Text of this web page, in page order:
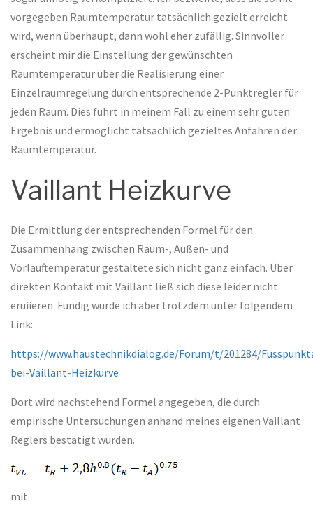
vorgegeben Raumtemperatur tatsächlich gezielt erreicht
wird, wenn überhaupt, dann wohl eher zufällig. Sinnvoller
erscheint mir die Einstellung der gewünschten
Raumtemperatur über die Realisierung einer
Einzelraumregelung durch entsprechende 2-Punktregler für
jeden Raum. Dies führt in meinem Fall zu einem sehr guten
Ergebnis und ermöglicht tatsächlich gezieltes Anfahren der
Raumtemperatur.
Vaillant Heizkurve
Die Ermittlung der entsprechenden Formel für den
Zusammenhang zwischen Raum-, Außen- und
Vorlauftemperatur gestaltete sich nicht ganz einfach. Über
direkten Kontakt mit Vaillant ließ sich diese leider nicht
eruiieren. Fündig wurde ich aber trotzdem unter folgendem
Link:
https://www.haustechnikdialog.de/Forum/t/201284/
bei-Vaillant-Heizkurve
Dort wird nachstehend Formel angegeben, die durch
empirische Untersuchungen anhand meines eigenen Vaillant
Reglers bestätigt wurden.
mit